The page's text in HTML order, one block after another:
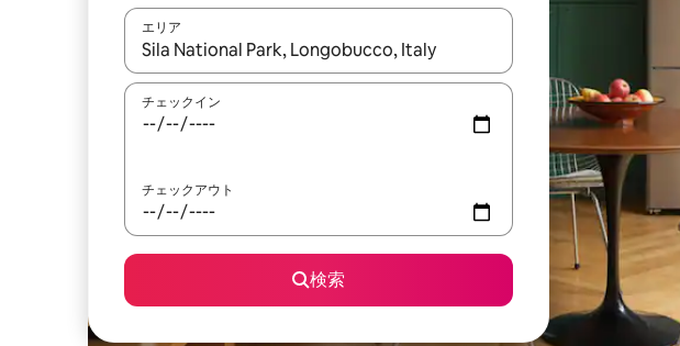
エリア
検索結果が表示されたら、上下の矢印キーを使って移動するか、画面をタッ
チェックイン
チェックアウト
検索